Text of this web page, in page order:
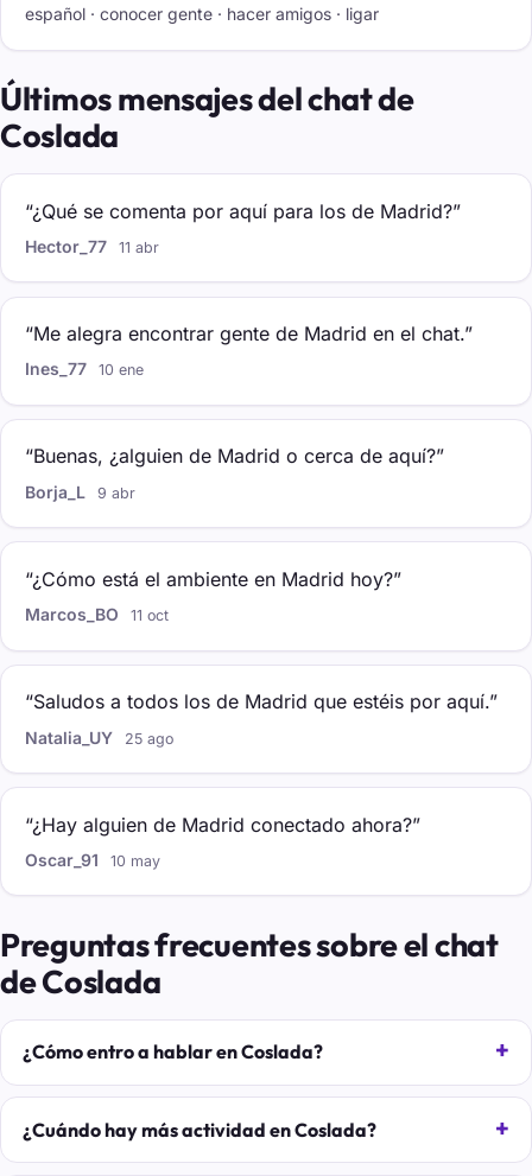
español · conocer gente · hacer amigos · ligar
Últimos mensajes del chat de
Coslada
“¿Qué se comenta por aquí para los de Madrid?”
Hector_77 11 abr
“Me alegra encontrar gente de Madrid en el chat.”
Ines_77 10 ene
“Buenas, ¿alguien de Madrid o cerca de aquí?”
Borja_L 9 abr
“¿Cómo está el ambiente en Madrid hoy?”
Marcos_BO 11 oct
“Saludos a todos los de Madrid que estéis por aquí.”
Natalia_UY 25 ago
“¿Hay alguien de Madrid conectado ahora?”
Oscar_91 10 may
Preguntas frecuentes sobre el chat
de Coslada
¿Cómo entro a hablar en Coslada?
¿Cuándo hay más actividad en Coslada?